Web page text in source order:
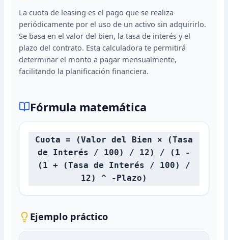
La cuota de leasing es el pago que se realiza
periódicamente por el uso de un activo sin adquirirlo.
Se basa en el valor del bien, la tasa de interés y el
plazo del contrato. Esta calculadora te permitirá
determinar el monto a pagar mensualmente,
facilitando la planificación financiera.
Fórmula matemática
Cuota = (Valor del Bien × (Tasa
de Interés / 100) / 12) / (1 -
(1 + (Tasa de Interés / 100) /
12) ^ -Plazo)
Ejemplo práctico